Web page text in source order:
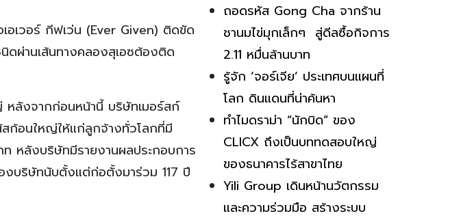
อเวอร์ กีฟเว่น (Ever Given) ติดขัด
ดผ่านเส้นทางคลองสุเอซต้องติด
หลังจากก่อนหน้านี้ บริษัทเมอร์สก์
ก้อนใหญ่ให้แก่ลูกจ้างทั่วโลกที่มี
หลังบริษัทมีรายงานผลประกอบการ
งบริษัทนับตั้งแต่ก่อตั้งมาร่วม 117 ปี
ถอดรหัส Gong Cha จากร้าน
ชานมไข่มุกเล็กๆ สู่ดีลซื้อกิจการ
2.11 หมื่นล้านบาท
รู้จัก ‘จอร์เจีย’ ประเทศบนแผนที่
โลก ดินแดนที่น่าค้นหา
ทำไมดราม่า “นักบิด” ของ
CLICX ถึงเป็นบททดสอบใหญ่
ของธนาคารไร้สาขาไทย
Yili Group เดินหน้านวัตกรรม
และความร่วมมือ สร้างระบบ